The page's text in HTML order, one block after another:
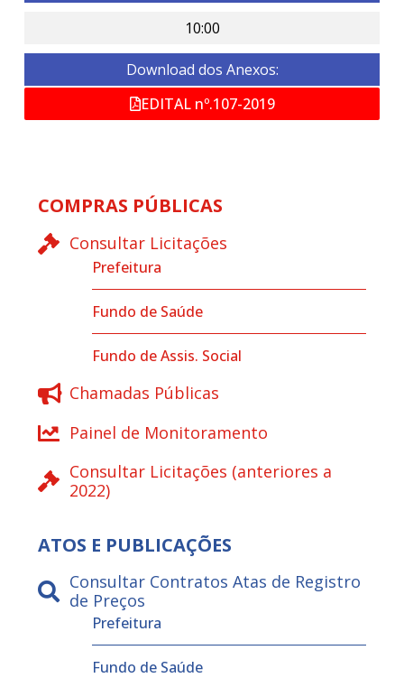
10:00
Download dos Anexos:
EDITAL nº.107-2019
COMPRAS PÚBLICAS
Consultar Licitações
Prefeitura
Fundo de Saúde
Fundo de Assis. Social
Chamadas Públicas
Painel de Monitoramento
Consultar Licitações (anteriores a
2022)
ATOS E PUBLICAÇÕES
Consultar Contratos Atas de Registro
de Preços
Prefeitura
Fundo de Saúde